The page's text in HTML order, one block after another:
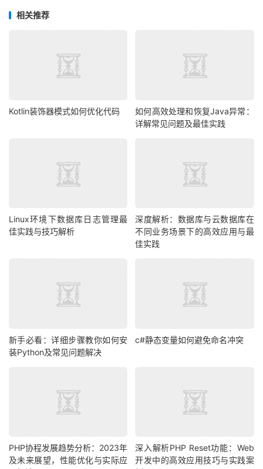
相关推荐
Kotlin装饰器模式如何优化代码
如何高效处理和恢复Java异常：
详解常见问题及最佳实践
Linux环境下数据库日志管理最
佳实践与技巧解析
深度解析：数据库与云数据库在
不同业务场景下的高效应用与最
佳实践
新手必看：详细步骤教你如何安
装Python及常见问题解决
c#静态变量如何避免命名冲突
PHP协程发展趋势分析：2023年
及未来展望，性能优化与实际应
深入解析PHP Reset功能：Web
开发中的高效应用技巧与实践案